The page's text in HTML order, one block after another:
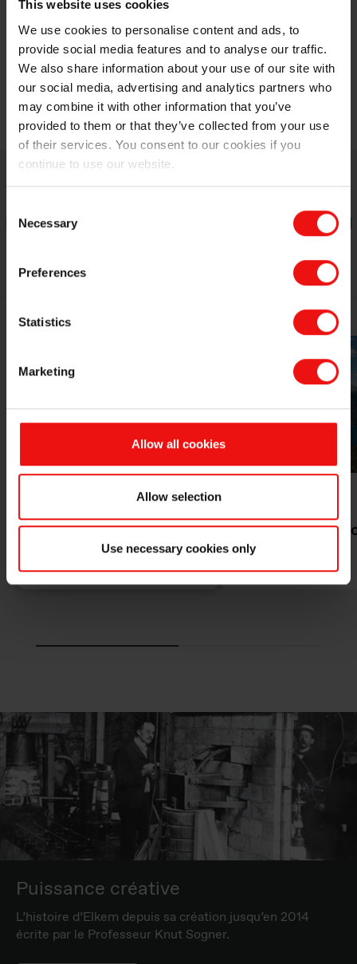
This website uses cookies
We use cookies to personalise content and ads, to
provide social media features and to analyse our traffic.
We also share information about your use of our site with
our social media, advertising and analytics partners who
may combine it with other information that you’ve
provided to them or that they’ve collected from your use
of their services. You consent to our cookies if you
continue to use our website.
Selection
Necessary
Preferences
Statistics
Marketing
Allow all cookies
Allow selection
Use necessary cookies only
Présentation de la production durable d’Elkem
EN SAVOIR PLUS SUR LES PRODUITS ELKEM
Production durable Nos usines et
Puissance créative
L’histoire d’Elkem depuis sa création jusqu’en 2014
écrite par le Professeur Knut Sogner.